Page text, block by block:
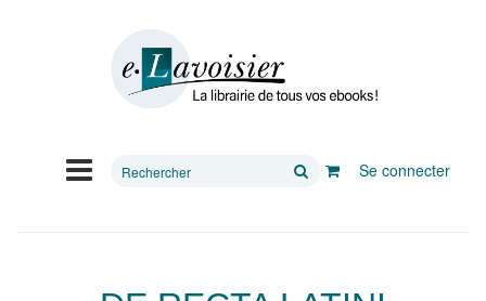
Rechercher
Se connecter